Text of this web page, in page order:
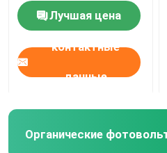
скрещивающее и
гидрофильное
средство или
используется для
производства
высокомолекулярной
Лучшая цена
контактные
данные